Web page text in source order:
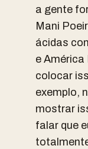
a gente
Mani
ácidas
e América
colocar
exemplo,
mostrar
falar que